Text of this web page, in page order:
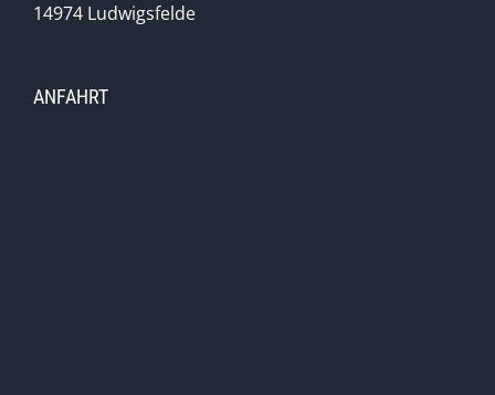
14974 Ludwigsfelde
ANFAHRT